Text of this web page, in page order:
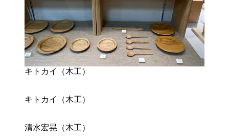
キトカイ（木工）
キトカイ（木工）
清水宏晃（木工）